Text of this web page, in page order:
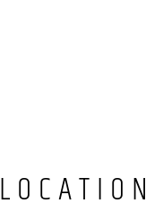
LOCATION